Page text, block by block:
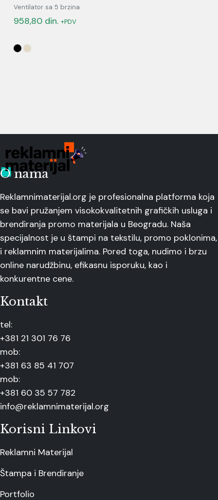
Ventilator sa 5 brzina
958,80 din. +PDV
O nama
Reklamnimaterijal.org je profesionalna platforma koja
se bavi pružanjem visokokvalitetnih grafičkih usluga i
brendiranja promo materijala u Beogradu. Naša
specijalnost je u štampi na tekstilu, promo poklonima,
i reklamnim materijalima. Pored toga, nudimo i brzu
online narudžbinu, efikasnu isporuku, kao i
konkurentne cene.
Kontakt
tel:
+381 21 301 76 76
mob:
+381 63 85 41 707
mob:
+381 60 35 57 782
info@reklamnimaterijal.org
Korisni Linkovi
Reklamni Materijal
Štampa i Brendiranje
Portfolio